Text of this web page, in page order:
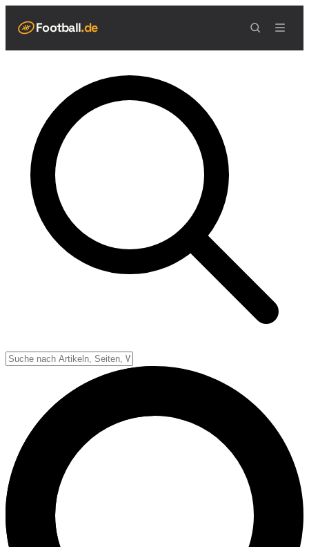
Football.de
Live Scores
Spielplan
Teams
Tabelle
Football Regeln
Punkte & Scoring
Strafen & Fouls
Schiedsrichter
Football Lexikon